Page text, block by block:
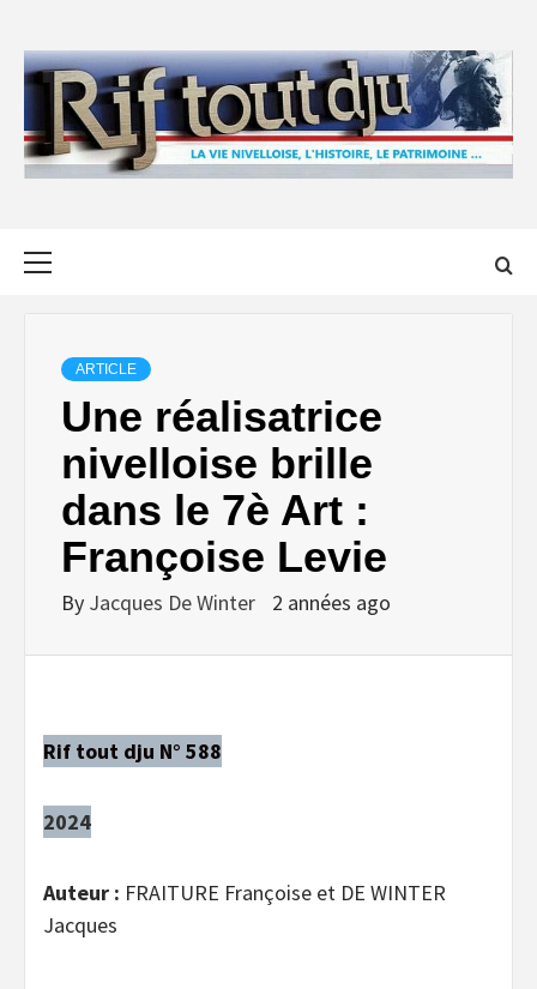
content
ARTICLE
Une réalisatrice
nivelloise brille
dans le 7è Art :
Françoise Levie
By Jacques De Winter 2 années ago
Rif tout dju N° 588
2024
Auteur : FRAITURE Françoise et DE WINTER
Jacques